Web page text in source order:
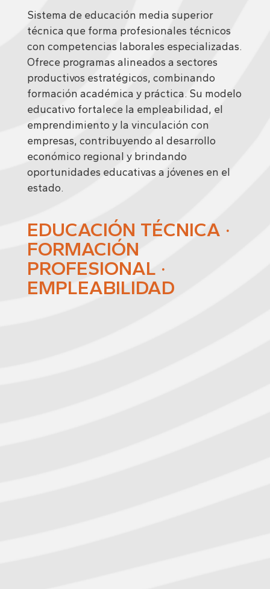
Sistema de educación media superior
técnica que forma profesionales técnicos
con competencias laborales especializadas.
Ofrece programas alineados a sectores
productivos estratégicos, combinando
formación académica y práctica. Su modelo
educativo fortalece la empleabilidad, el
emprendimiento y la vinculación con
empresas, contribuyendo al desarrollo
económico regional y brindando
oportunidades educativas a jóvenes en el
estado.
EDUCACIÓN TÉCNICA ·
FORMACIÓN
PROFESIONAL ·
EMPLEABILIDAD